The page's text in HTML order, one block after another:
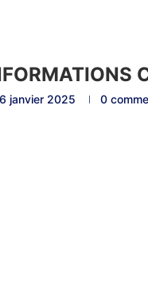
6 janvier 2025 0